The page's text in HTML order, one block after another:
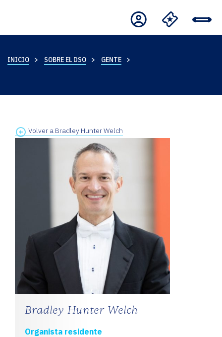
INICIO SOBRE EL DSO GENTE
Volver a Bradley Hunter Welch
Bradley Hunter Welch
Organista residente